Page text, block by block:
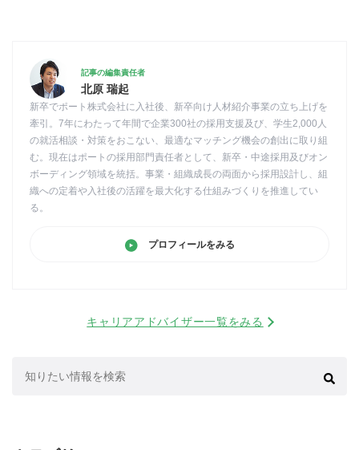
記事の編集責任者
北原 瑞起
新卒でポート株式会社に入社後、新卒向け人材紹介事業の立ち上げを
牽引。7年にわたって年間で企業300社の採用支援及び、学生2,000人
の就活相談・対策をおこない、最適なマッチング機会の創出に取り組
む。現在はポートの採用部門責任者として、新卒・中途採用及びオン
ボーディング領域を統括。事業・組織成長の両面から採用設計し、組
織への定着や入社後の活躍を最大化する仕組みづくりを推進してい
る。
プロフィールをみる
キャリアアドバイザー一覧をみる